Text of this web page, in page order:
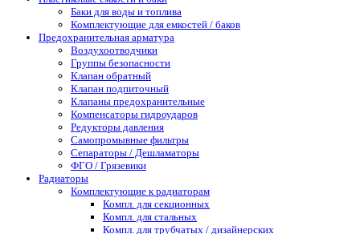
Баки для воды и топлива
Комплектующие для емкостей / баков
Предохранительная арматура
Воздухоотводчики
Группы безопасности
Клапан обратный
Клапан подпиточный
Клапаны предохранительные
Компенсаторы гидроударов
Редукторы давления
Самопромывные фильтры
Сепараторы / Дешламаторы
ФГО / Грязевики
Радиаторы
Комплектующие к радиаторам
Компл. для секционных
Компл. для стальных
Компл. для трубчатых / дизайнерских